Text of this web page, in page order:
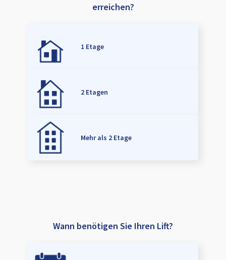
erreichen?
1 Etage
2 Etagen
Mehr als 2 Etage
Wann benötigen Sie Ihren Lift?